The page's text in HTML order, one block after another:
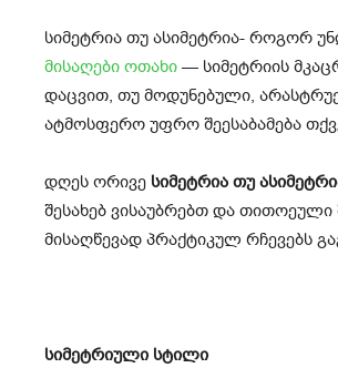
სიმეტრია თუ ასიმეტრია- როგორ
მისაღები ოთახი — სიმეტრიის
დაცვით, თუ მოდუნებული,
ატმოსფერო უფრო შეესაბამება
დღეს ორივე სიმეტრია თუ
შესახებ ვისაუბრებთ და თითოეული
მისაღწევად პრაქტიკულ რჩევებს
სიმეტრიული სტილი